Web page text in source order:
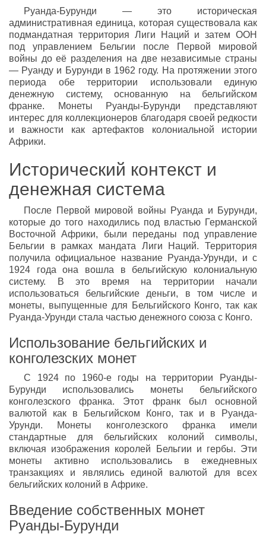
Руанда-Бурунди — это историческая
административная единица, которая существовала как
подмандатная территория Лиги Наций и затем ООН
под управлением Бельгии после Первой мировой
войны до её разделения на две независимые страны
— Руанду и Бурунди в 1962 году. На протяжении этого
периода обе территории использовали единую
денежную систему, основанную на бельгийском
франке. Монеты Руанды-Бурунди представляют
интерес для коллекционеров благодаря своей редкости
и важности как артефактов колониальной истории
Африки.
Исторический контекст и
денежная система
После Первой мировой войны Руанда и Бурунди,
которые до того находились под властью Германской
Восточной Африки, были переданы под управление
Бельгии в рамках мандата Лиги Наций. Территория
получила официальное название Руанда-Урунди, и с
1924 года она вошла в бельгийскую колониальную
систему. В это время на территории начали
использоваться бельгийские деньги, в том числе и
монеты, выпущенные для Бельгийского Конго, так как
Руанда-Урунди стала частью денежного союза с Конго.
Использование бельгийских и
конголезских монет
С 1924 по 1960-е годы на территории Руанды-
Бурунди использовались монеты бельгийского
конголезского франка. Этот франк был основной
валютой как в Бельгийском Конго, так и в Руанда-
Урунди. Монеты конголезского франка имели
стандартные для бельгийских колоний символы,
включая изображения королей Бельгии и гербы. Эти
монеты активно использовались в ежедневных
транзакциях и являлись единой валютой для всех
бельгийских колоний в Африке.
Введение собственных монет
Руанды-Бурунди